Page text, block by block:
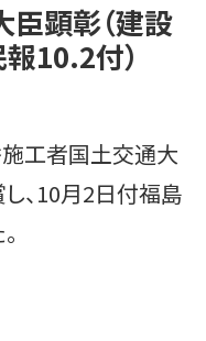
顕彰（建設
10.2付）
工者国土交通大
、10月2日付福島